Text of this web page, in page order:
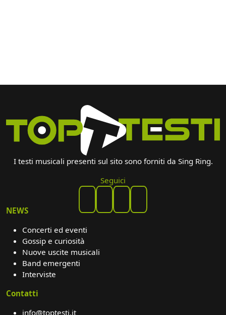
I testi musicali presenti sul sito sono forniti da Sing Ring.
Seguici
NEWS
Concerti ed eventi
Gossip e curiosità
Nuove uscite musicali
Band emergenti
Interviste
Contatti
info@toptesti.it